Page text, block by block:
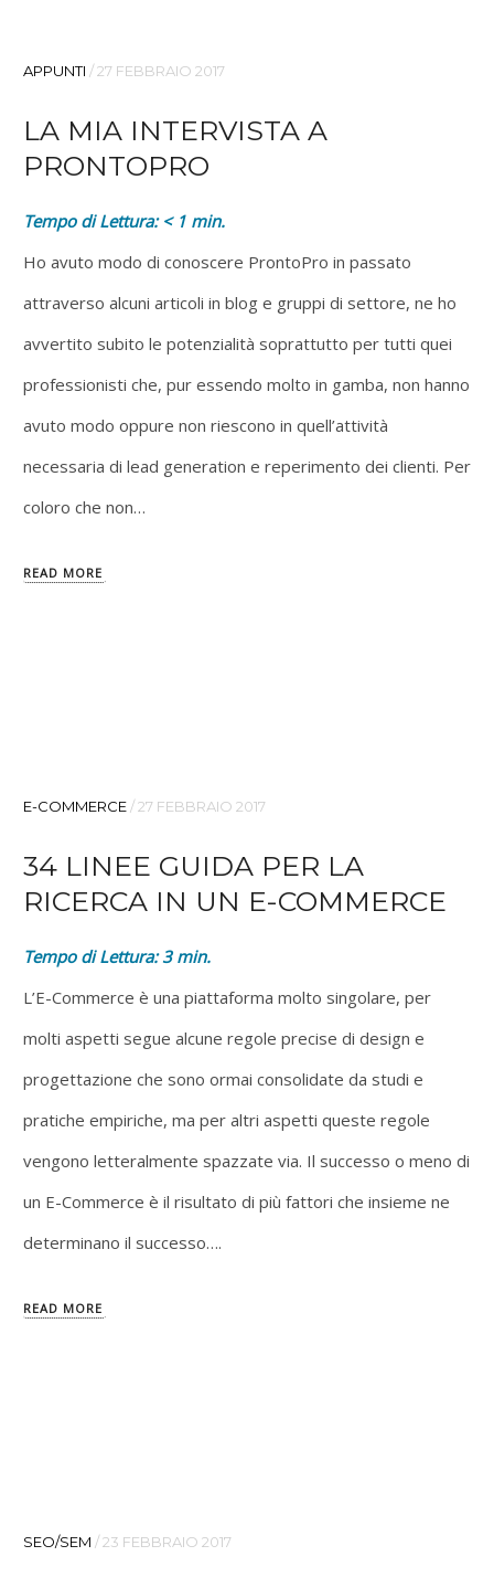
APPUNTI /27 FEBBRAIO 2017
LA MIA INTERVISTA A
PRONTOPRO
Tempo di Lettura: < 1 min.
Ho avuto modo di conoscere ProntoPro in passato
attraverso alcuni articoli in blog e gruppi di settore, ne ho
avvertito subito le potenzialità soprattutto per tutti quei
professionisti che, pur essendo molto in gamba, non hanno
avuto modo oppure non riescono in quell’attività
necessaria di lead generation e reperimento dei clienti. Per
coloro che non…
READ MORE
E-COMMERCE/27 FEBBRAIO 2017
34 LINEE GUIDA PER LA
RICERCA IN UN E-COMMERCE
Tempo di Lettura:3 min.
L’E-Commerce è una piattaforma molto singolare, per
molti aspetti segue alcune regole precise di design e
progettazione che sono ormai consolidate da studi e
pratiche empiriche, ma per altri aspetti queste regole
vengono letteralmente spazzate via. Il successo o meno di
un E-Commerce è il risultato di più fattori che insieme ne
determinano il successo….
READ MORE
SEO/SEM /23 FEBBRAIO 2017